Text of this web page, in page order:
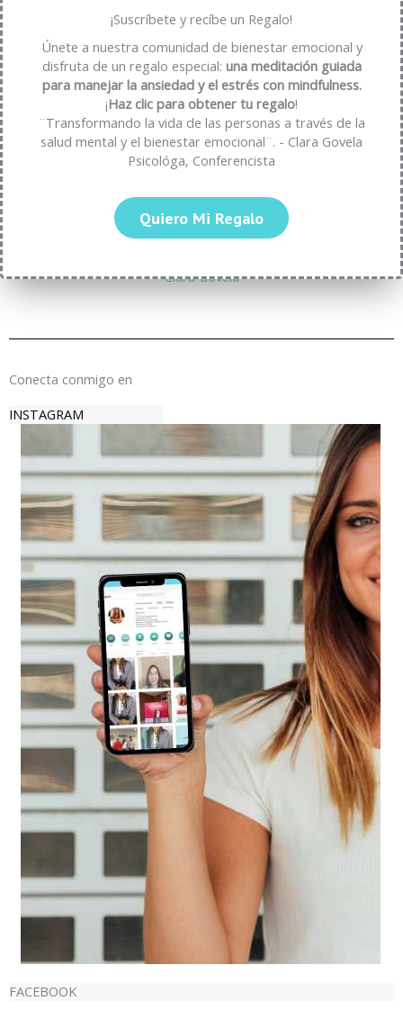
¡Suscríbete y recíbe un Regalo!
Únete a nuestra comunidad de bienestar emocional y
disfruta de un regalo especial: una meditación guiada
para manejar la ansiedad y el estrés con mindfulness.
¡Haz clic para obtener tu regalo!
¨Transformando la vida de las personas a través de la
salud mental y el bienestar emocional¨. - Clara Govela
Psicológa, Conferencista
Quiero Mi Regalo
El Respeto
❝Ama, rie y disfruta la vida ❞
-Clara Govela-
Conecta conmigo en
INSTAGRAM
FACEBOOK